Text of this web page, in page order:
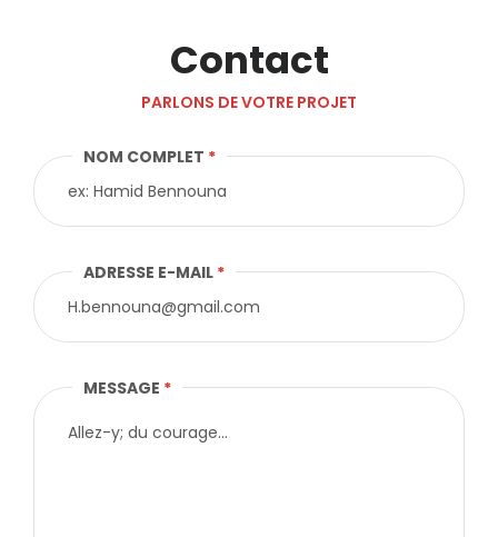
Contact
PARLONS DE VOTRE PROJET
NOM COMPLET *
ADRESSE E-MAIL *
MESSAGE *